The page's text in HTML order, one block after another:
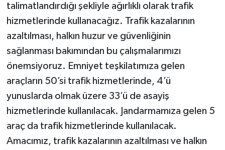
talimatlandırdığı şekliyle ağırlıklı olarak trafik
hizmetlerinde kullanacağız. Trafik kazalarının
azaltılması, halkın huzur ve güvenliğinin
sağlanması bakımından bu çalışmalarımızı
önemsiyoruz. Emniyet teşkilatımıza gelen
araçların 50’si trafik hizmetlerinde, 4’ü
yunuslarda olmak üzere 33’ü de asayiş
hizmetlerinde kullanılacak. Jandarmamıza gelen 5
araç da trafik hizmetlerinde kullanılacak.
Amacımız, trafik kazalarının azaltılması ve halkın